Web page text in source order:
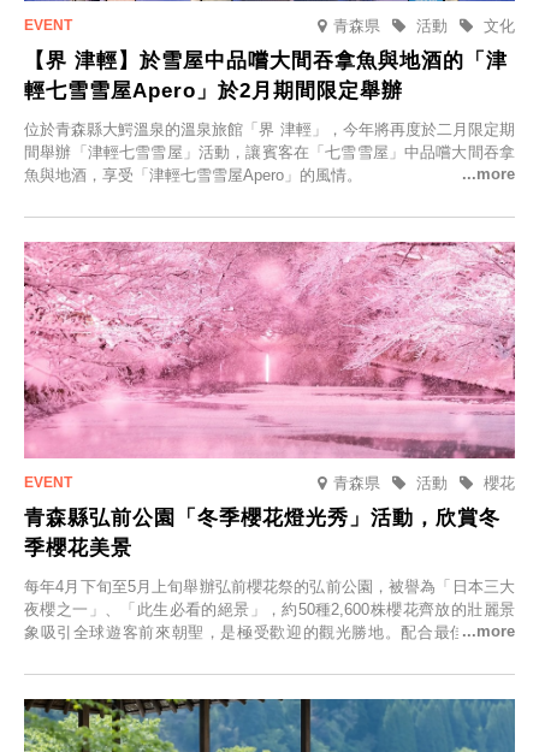
青森県 文化
活動
【界 津輕】於雪屋中品嚐大間吞拿魚與地酒的「津
輕七雪雪屋Apero」於2月期間限定舉辦
位於青森縣大鰐溫泉的溫泉旅館「界 津輕」，今年將再度於二月限定期
間舉辦「津輕七雪雪屋」活動，讓賓客在「七雪雪屋」中品嚐大間吞拿
魚與地酒，享受「津輕七雪雪屋Apero」的風情。
青森県 櫻花
活動
青森縣弘前公園「冬季櫻花燈光秀」活動，欣賞冬
季櫻花美景
每年4月下旬至5月上旬舉辦弘前櫻花祭的弘前公園，被譽為「日本三大
夜櫻之一」、「此生必看的絕景」，約50種2,600株櫻花齊放的壯麗景
象吸引全球遊客前來朝聖，是極受歡迎的觀光勝地。配合最佳觀雪時
「冬季櫻花燈光秀」。